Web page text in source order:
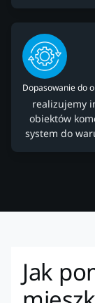
Dopasowanie do
realizujemy
obiektów
system do
Jak